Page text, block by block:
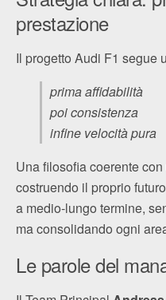
prestazione
Il progetto Audi F1 segue
prima affidabilità
poi consistenza
infine velocità pura
Una filosofia coerente
costruendo il proprio
a medio-lungo termine,
ma consolidando ogni
Le parole del